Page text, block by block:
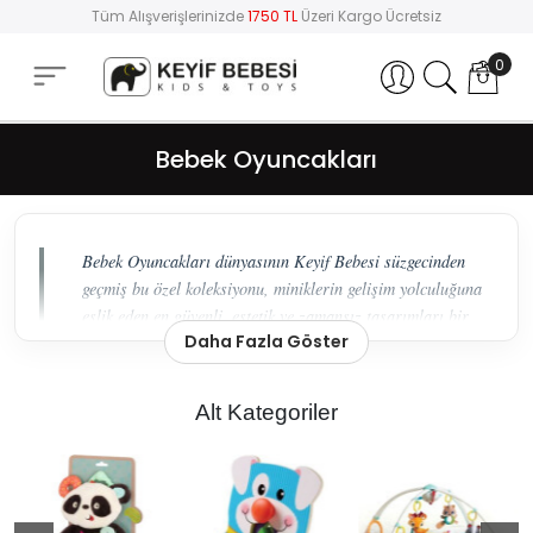
Tüm Alışverişlerinizde1750 TL Üzeri Kargo Ücretsiz
Hesabım 0
Bebek Oyuncakları
Bebek Oyuncakları dünyasının Keyif Bebesi süzgecinden
geçmiş bu özel koleksiyonu, miniklerin gelişim yolculuğuna
eşlik eden en güvenli, estetik ve zamansız tasarımları bir
araya getiriyor.
Fonksiyonelliğin Uyumu
Bebeklerin dünyayı keşfetme süreci, dokundukları her
nesneyle şekillenir. Keyif Bebesi olarak, bu keşif
yolculuğunusürdürülebilirveergonomik
ürünlerle
Daha Fazla Göster
Alt Kategoriler